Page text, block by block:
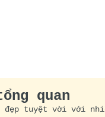
quan
đẹp tuyệt vời với